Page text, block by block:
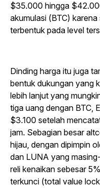
$35.000 hingga
akumulasi (BTC)
terbentuk pada level
Dinding harga itu juga
bentuk dukungan yang
lebih lanjut yang
tiga uang dengan BTC,
$3.100 setelah
jam. Sebagian besar
hijau, dengan dipimpin
dan LUNA yang
reli kenaikan sebesar
terkunci (total value